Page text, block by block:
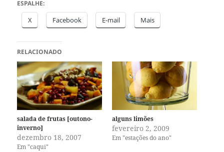
ESPALHE:
X Facebook E-mail Mais
RELACIONADO
salada de frutas [outono-
inverno]
dezembro 18, 2007
Em "caqui"
alguns limões
fevereiro 2, 2009
Em "estações do ano"